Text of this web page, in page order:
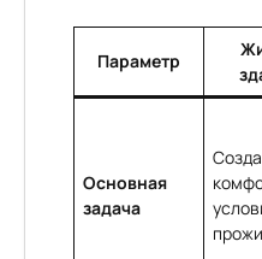
Параметр
Основная
задача